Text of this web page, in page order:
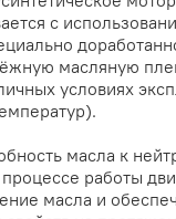
с
масляную
условиях
масла к
работы
масла и